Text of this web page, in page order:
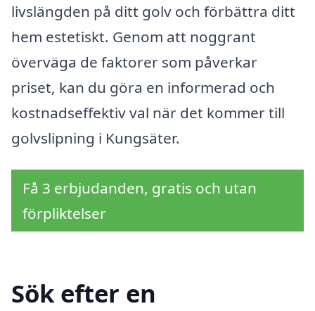
livslängden på ditt golv och förbättra ditt
hem estetiskt. Genom att noggrant
överväga de faktorer som påverkar
priset, kan du göra en informerad och
kostnadseffektiv val när det kommer till
golvslipning i Kungsäter.
Få 3 erbjudanden, gratis och utan
förpliktelser
Sök efter en